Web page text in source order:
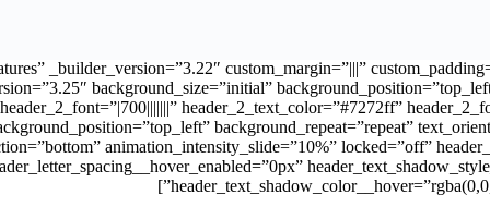
uploads/2021/03/coding-isometric-12.png” align_tablet=”center”
header_font=”||||||||” header_2_font=”|700|||||||” header_2_text_color=”#7272ff”
background_repeat=”repeat”
animation_intensity_slide=”10%” locked=”off”